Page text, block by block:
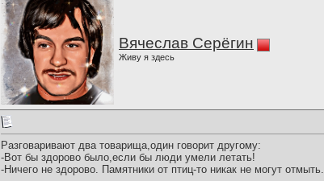
Вячеслав Серёгин
Живу я здесь
Разговаривают два товарища,один говорит другому:
-Вот бы здорово было,если бы люди умели летать!
-Ничего не здорово. Памятники от птиц-то никак не могут отмыть.